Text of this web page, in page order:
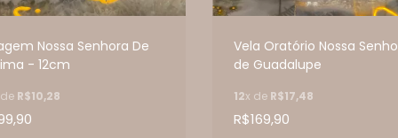
Nossa Senhora De
- 12cm
R$10,28
Vela Oratório Nossa
de Guadalupe
12x de R$17,48
R$169,90